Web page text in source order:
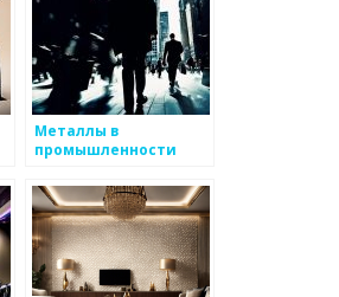
Металлы в
промышленности